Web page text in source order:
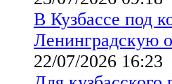
В Кузбассе под
Ленинградскую
22/07/2026 16:23